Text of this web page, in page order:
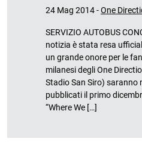
24 Mag 2014 -One
SERVIZIO AUTOBUS
notizia è stata resa
un grande onore per le
milanesi degli One
Stadio San Siro) saranno
pubblicati il primo
“Where We […]